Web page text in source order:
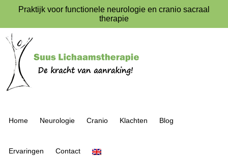
Praktijk voor functionele neurologie en cranio sacraal
therapie
Home Neurologie Cranio Klachten Blog
Ervaringen Contact